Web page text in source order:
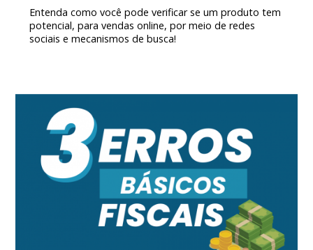
Entenda como você pode verificar se um produto tem
potencial, para vendas online, por meio de redes
sociais e mecanismos de busca!